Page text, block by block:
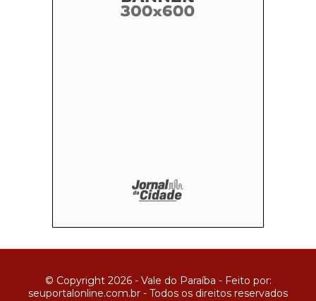
© Copyright 2026 - Vale do Paraíba - Feito por:
seuportalonline.com.br - Todos os direitos reservados